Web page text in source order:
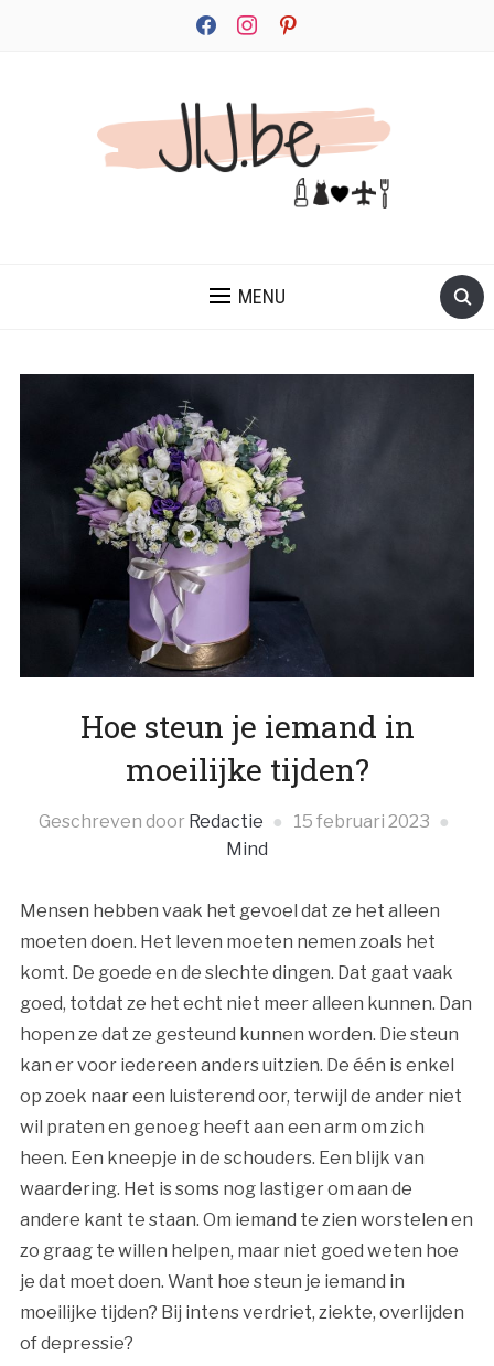
facebookinstagrampinterest
MENU
Hoe steun je iemand in
moeilijke tijden?
Geschreven door Redactie
15 februari 2023
Mind
Mensen hebben vaak het gevoel dat ze het alleen
moeten doen. Het leven moeten nemen zoals het
komt. De goede en de slechte dingen. Dat gaat vaak
goed, totdat ze het echt niet meer alleen kunnen. Dan
hopen ze dat ze gesteund kunnen worden. Die steun
kan er voor iedereen anders uitzien. De één is enkel
op zoek naar een luisterend oor, terwijl de ander niet
wil praten en genoeg heeft aan een arm om zich
heen. Een kneepje in de schouders. Een blijk van
waardering. Het is soms nog lastiger om aan de
andere kant te staan. Om iemand te zien worstelen en
zo graag te willen helpen, maar niet goed weten hoe
je dat moet doen. Want hoe steun je iemand in
moeilijke tijden? Bij intens verdriet, ziekte, overlijden
of depressie?